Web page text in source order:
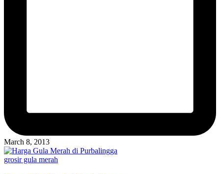
March 8, 2013
Posted
grosir gula merah